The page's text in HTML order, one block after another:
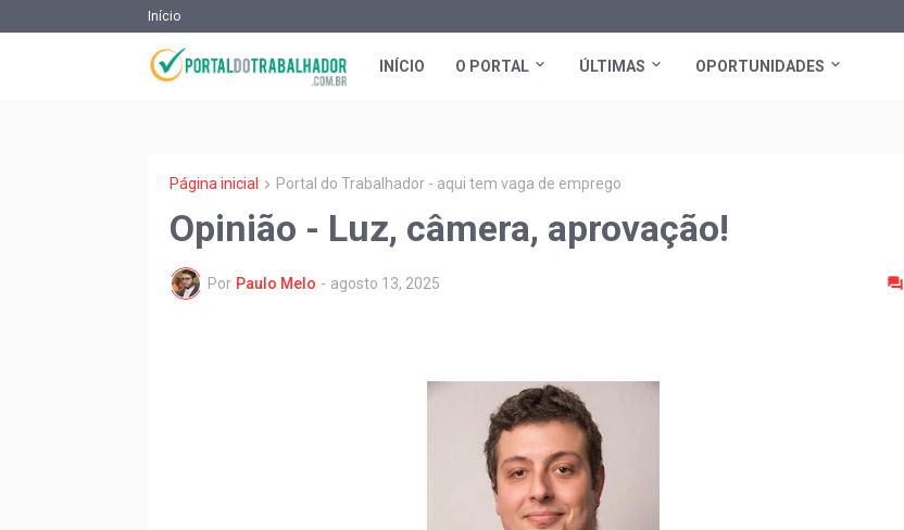
Início
INÍCIO O PORTAL ÚLTIMAS OPORTUNIDADES
Página inicial Portal do Trabalhador - aqui tem vaga de emprego
Opinião - Luz, câmera, aprovação!
Por Paulo Melo - agosto 13, 2025